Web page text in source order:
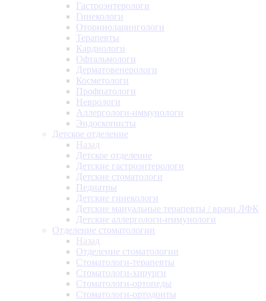
Гастроэнтерологи
Гинекологи
Оториноларингологи
Терапевты
Кардиологи
Офтальмологи
Дерматовенерологи
Косметологи
Профпатологи
Неврологи
Аллергологи-иммунологи
Эндоскописты
Детское отделение
Назад
Детское отделение
Детские гастроэнтерологи
Детские стоматологи
Педиатры
Детские гинекологи
Детские мануальные терапевты / врачи ЛФК
Детские аллергологи-иммунологи
Отделение стоматологии
Назад
Отделение стоматологии
Стоматологи-терапевты
Стоматологи-хирурги
Стоматологи-ортопеды
Стоматологи-ортодонты